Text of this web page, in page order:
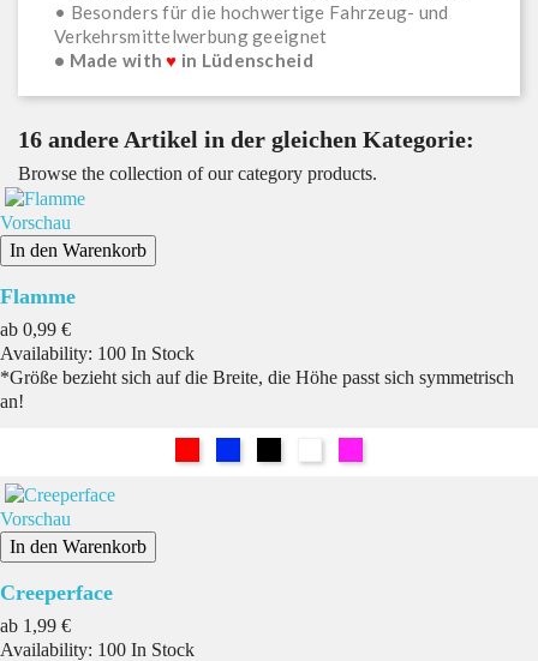
• Besonders für die hochwertige Fahrzeug- und
Verkehrsmittelwerbung geeignet
• Made with♥ in Lüdenscheid
16 andere Artikel in der gleichen Kategorie:
Browse the collection of our category products.
Vorschau
In den Warenkorb
Flamme
ab Preis
0,99 €
Availability: 100 In Stock
*Größe bezieht sich auf die Breite, die Höhe passt sich symmetrisch
an!
Vorschau
In den Warenkorb
Creeperface
ab Preis
1,99 €
Availability: 100 In Stock